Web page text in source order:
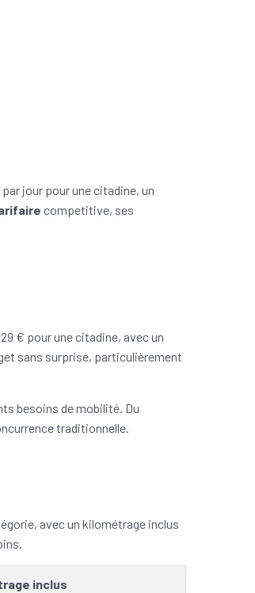
jour pour une citadine, un
competitive, ses
€ pour une citadine, avec un
sans surprise, particulièrement
besoins de mobilité. Du
traditionnelle.
avec un kilométrage inclus
inclus